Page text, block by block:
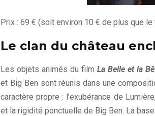
Prix : 69 € (soit environ 10 € de plus que
Le clan du château
Les objets animés du film La Belle et la
et Big Ben sont réunis dans une
caractère propre : l’exubérance de
et la rigidité ponctuelle de Big Ben. La